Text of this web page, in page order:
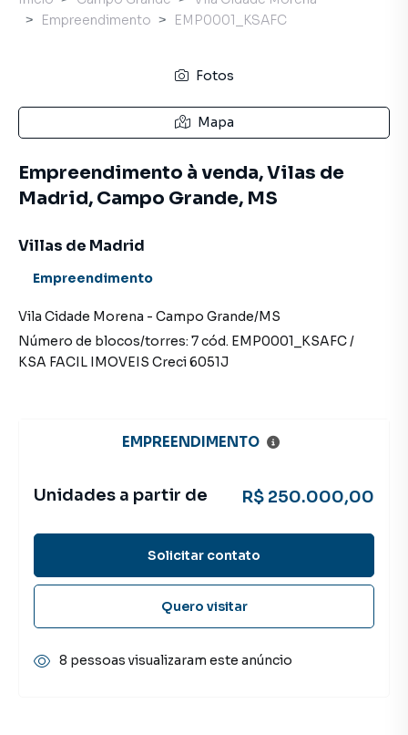
Empreendimento
EMP0001_KSAFC
Fotos
Mapa
Empreendimento à venda, Vilas de
Madrid, Campo Grande, MS
Villas de Madrid
Empreendimento
Vila Cidade Morena - Campo Grande/MS
Número de blocos/torres: 7cód. EMP0001_KSAFC/
KSA FACIL IMOVEIS Creci6051J
EMPREENDIMENTO
Unidades a partir de R$ 250.000,00
Solicitar contato
Quero visitar
8 pessoas visualizaram este anúncio